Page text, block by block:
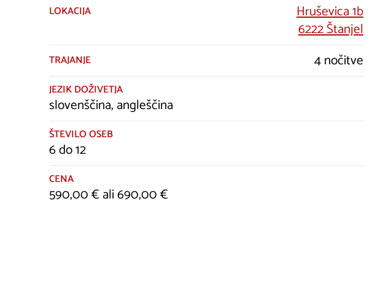
LOKACIJA
Hruševica 1b
6222 Štanjel
TRAJANJE 4 nočitve
JEZIK DOŽIVETJA
slovenščina, angleščina
ŠTEVILO OSEB
6 do 12
CENA
590,00 € ali 690,00 €